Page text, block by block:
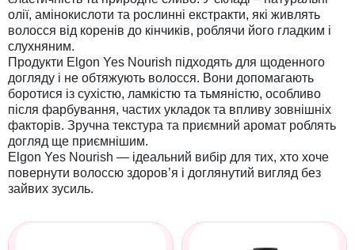
олії, амінокислоти та рослинні екстракти, які живлять
волосся від коренів до кінчиків, роблячи його гладким і
слухняним.
Продукти Elgon Yes Nourish підходять для щоденного
догляду і не обтяжують волосся. Вони допомагають
боротися із сухістю, ламкістю та тьмяністю, особливо
після фарбування, частих укладок та впливу зовнішніх
факторів. Зручна текстура та приємний аромат роблять
догляд ще приємнішим.
Elgon Yes Nourish — ідеальний вибір для тих, хто хоче
повернути волоссю здоров’я і доглянутий вигляд без
зайвих зусиль.